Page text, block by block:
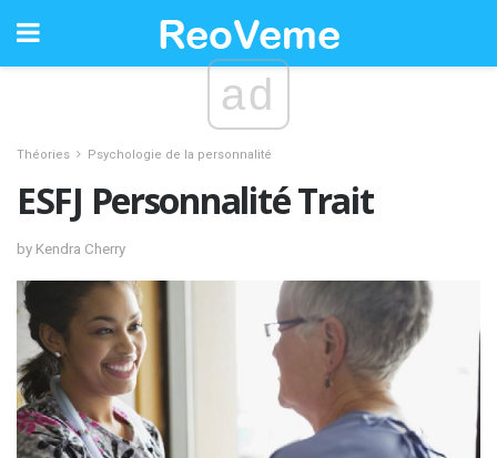
ad
Théories Psychologie de la personnalité
ESFJ Personnalité Trait
by Kendra Cherry